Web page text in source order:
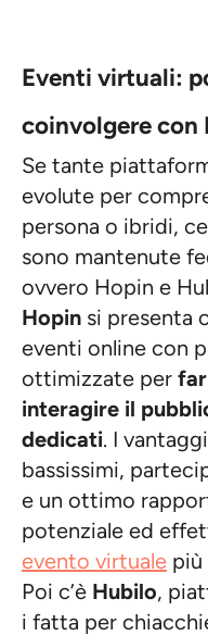
Eventi virtuali:
coinvolgere con
Se tante
evolute per
persona o ibridi,
sono mantenute
ovvero Hopin e
Hopin si presenta
eventi online con
ottimizzate per
interagire il
dedicati. I
bassissimi,
e un ottimo
potenziale ed
evento virtuale più
Poi c’è Hubilo,
i fatta per